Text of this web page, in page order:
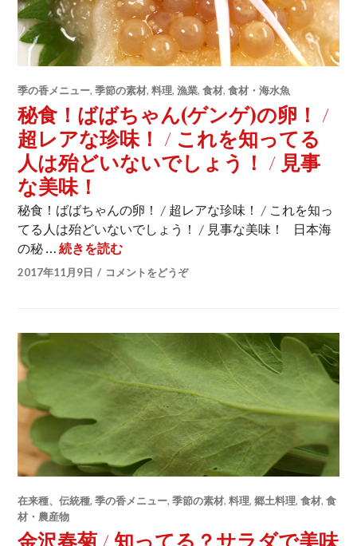
季の香メニュー,季節の素材,料理,漁業,食材,食材・海水魚
秘食！ばばちゃん(ゲンゲ)の卵！ /
超レアな珍味！ / これを知ってる
人は殆どいないでしょう！ / 見事
な美味！
秘食！ばばちゃんの卵！ / 超レアな珍味！ / これを知っ
てる人は殆どいないでしょう！ / 見事な美味！ 日本海
の秘 …続きを読む
2017年11月9日 コメントをどうぞ
在来種、伝統種,季の香メニュー,季節の素材,料理,郷土料理,食材,食
材・農産物
金沢春菊 / 知ってる？サラダで美味